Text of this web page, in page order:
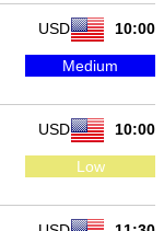
10:00
USD
Medium
10:00
USD
Low